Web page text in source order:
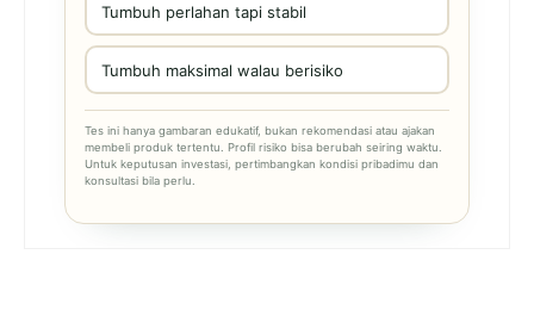
Tumbuh perlahan tapi stabil
Tumbuh maksimal walau berisiko
Tes ini hanya gambaran edukatif, bukan rekomendasi atau ajakan
membeli produk tertentu. Profil risiko bisa berubah seiring waktu.
Untuk keputusan investasi, pertimbangkan kondisi pribadimu dan
konsultasi bila perlu.